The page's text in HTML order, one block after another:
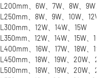
L200mm、6W、7W、8W、9W、
L250mm、8W、9W、10W、12W
L300mm、12W、14W、15W
L350mm、12W、14W、15W、16W
L400mm、16W、17W、18W、19W
L450mm、18W、19W、20W、
L500mm、18W、19W、20W、